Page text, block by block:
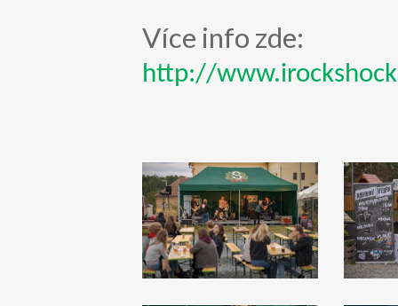
Více info zde:
http://